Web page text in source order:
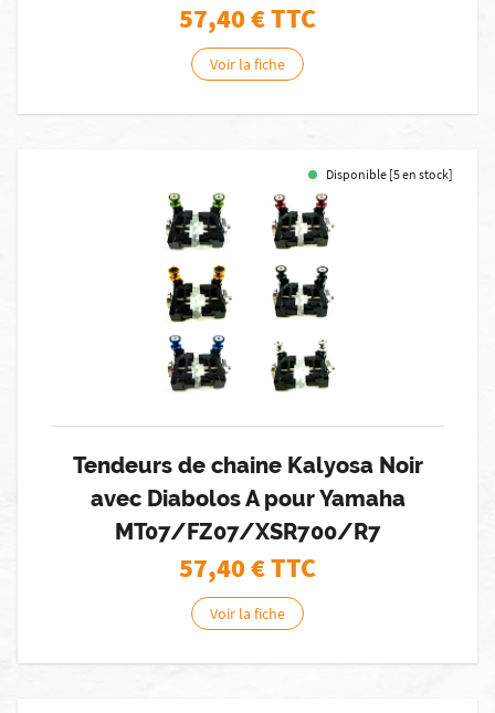
57,40€ TTC
Voir la fiche
Disponible [5 en stock]
Tendeurs de chaine Kalyosa Noir
avec Diabolos A pour Yamaha
MT07/FZ07/XSR700/R7
57,40€ TTC
Voir la fiche